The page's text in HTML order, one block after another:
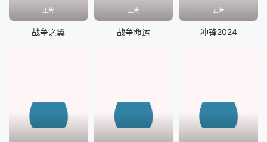
正片
战争之翼
正片
战争命运
正片
冲锋2024